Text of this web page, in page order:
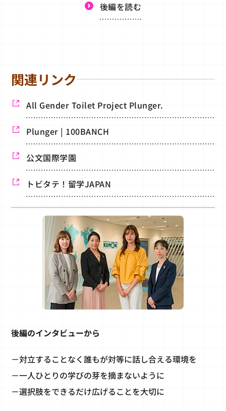
後編を読む
関連リンク
All Gender Toilet Project Plunger.
Plunger | 100BANCH
公文国際学園
トビタテ！留学JAPAN
後編のインタビューから
－対立することなく誰もが対等に話し合える環境を
－一人ひとりの学びの芽を摘まないように
－選択肢をできるだけ広げることを大切に